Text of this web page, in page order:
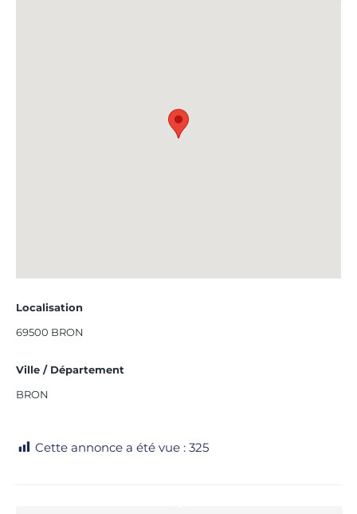
Localisation
69500 BRON
Ville / Département
BRON
Cette annonce a été vue : 325